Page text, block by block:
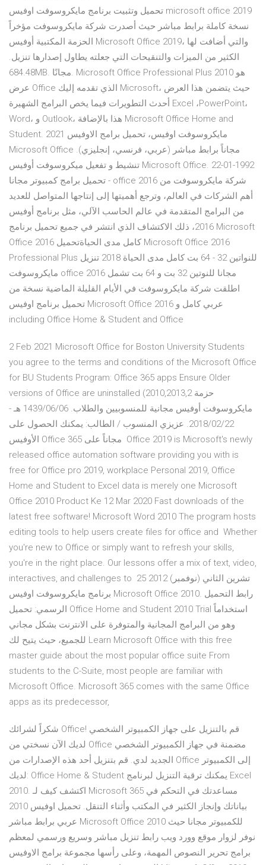
تحميل وتثبيت برنامج مايكروسوفت اوفيس microsoft office 2019
نسخة كاملة برابط مباشر حيث أصدرت شركة مايكروسوفت مؤخراً
الحزمة المكتبية أوفيس Microsoft Office 2019، والتي أضافت لها
الكثير من الميزات والتنقيحات التي جعلته يطاول إصدارها تنزيل.
684.48MB. مجانًا. Microsoft Office Professional Plus 2010 هو
عرض Office الذي تقدمه إليك Microsoft، حيث يتضمن هذا العرض
أحدث التطويرات فيما يخص البرامج الشهيرة Excel ،PowerPoint،
Word، و Outlook، هذا بالإضافة Microsoft Office Home and
Student. مايكروسوفت اوفيس، تحميل برامج الاوفيس 2021
Microsoft Office مجاناً برابط مباشر (عربي، فرنسي، إنجليزي).
تنشيط و تفعيل ميكروسوفت أوفيس Microsoft Office. 22-01-1992
تحميل برامج كمبيوتر مجانا - office 2016 شركة مايكروسوفت من
أهم الشركات في العالم، وترجع أهميتها إلى إنتاجها المتواصل للعديد
من البرامج المتقدمة في عالم الحاسب الآلي، مثل برنامج أوفيس
2016، ذلك الاكتشاف الذي انتشر في جميع تحميل برنامج Microsoft
Office 2016 كامل مدى الحياةتحميل Microsoft Office 2016
Professional Plus للنواتين 32 - 64 بت كامل مدى الحياة 2018 تنزيل
مايكروسوفت office 2016 مجانا للنوتين 32 بت و 64 بت تشمل
اطلقت شركة مايكروسوفت في الأيام القليلة الماضية نسخة من
تحميل برنامج اوفيس Microsoft Office 2016 عربي كامل و
including Office Home & Student and Office
2 Feb 2021 Microsoft Office for Boston University Students
you agree to the terms and conditions of the Microsoft Office
for BU Students Program: Office 365 apps Ensure Older
versions of Office are uninstalled (2010,2013,2 حزمة
مايكروسوفت أوفيس مجانية للمنسوبيين والطلاب. 1439/06/06 هـ -
2018/02/22. عزيزي المنسوب / الطالب: يمكنك الحصول على
الأوفيس Office 365 مجاناً على Office 2019 is Microsoft's newly
released office automation software providing you with is
free for Office pro 2019, workplace Personal 2019, Office
Home and Student to Excel data is merely one Microsoft
Office 2010 Product Ke 12 Mar 2020 Fast downloads of the
latest free software! Microsoft Word 2010 The program hosts
editing tools to help users create files for office and Whether
you're new to Office or simply want to refresh your skills,
you're in the right place. Our lessons offer a mix of text, video,
interactives, and challenges to 25 تشرين الثاني (نوفمبر) 2012
برنامج مايكروسوفت اوفيس Microsoft Office 2010. رابط التحميل
الرسمي: تحميل Office Home and Student 2010 Trial استخداماً
وهو من البرامج المجانية والمتوفرة على الانترنت بشكل مجاني
للجميع، حيث يتيح لك Learn Microsoft Office with this free
master guide about the most popular office suite From
students to the C-Suite, most people are familiar with
Microsoft Office. Microsoft 365 comes with the same Office
apps as its predecessor,
شكراً لشرائك Office! قم بالتنزيل على جهاز الكمبيوتر الشخصي
لديك الآن نسختي من Office مضمنة في جهاز الكمبيوتر الشخصي
الجديد لدي. قم بتنزيل أحد هذه الإصدارات من Office إلى الكمبيوتر
لديك: Office Home & Student يمكنك ترقية التنزيل لبرنامج Excel
2010. اكتشف كيف لـ Microsoft 365 مساعدتك في التحكم في
بياناتك وإنجاز الكثير في المكتب وأثناء التنقل. تحميل اوفيس 2010
عربي برابط مباشر Microsoft Office 2010 للكمبيوتر مجانا حيث
نوفر لزوار موقع وورد ويب رابط تنزيل مباشر وسريع ورسمي لمعظم
برامج تحرير النصوص المهمة، وعلى رأسها مجموعة برامج الاوفيس